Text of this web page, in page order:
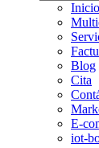
Inicio
Blog
Cita
E-
iot-